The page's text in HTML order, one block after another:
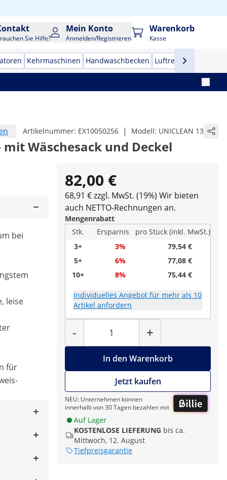
Sie Hilfe?
Mein Konto
Anmelden/Registrieren
Warenkorb
Kasse
Kehrmaschinen Handwaschbecken Luftreiniger
Artikelnummer: EX10050256 | Modell: UNICLEAN 13
Wäschesack und Deckel
82,00 €
68,91 € zzgl. MwSt. (19%) Wir bieten
auch NETTO-Rechnungen an.
Mengenrabatt
Stk.
Ersparnis
pro Stück (inkl. MwSt.)
3+
3%
79,54 €
5+
6%
77,08 €
10+
8% 75,44 €
Individuelles Angebot für mehr als 10
Artikel anfordern
-
Menge
+
In den Warenkorb
Jetzt kaufen
NEU: Unternehmen können
innerhalb von 30 Tagen bezahlen mit
Auf Lager
KOSTENLOSE LIEFERUNG bis ca.
Mittwoch, 12. August
Tiefpreisgarantie
bei
leise
für